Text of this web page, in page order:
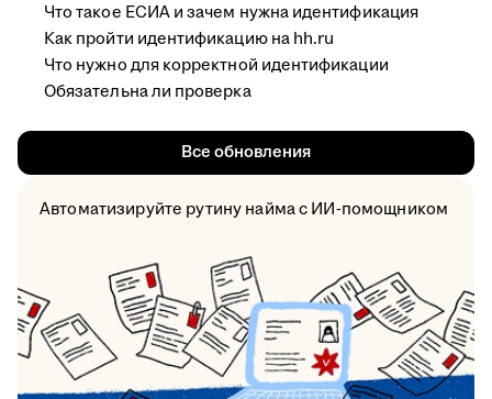
Что такое ЕСИА и зачем нужна идентификация
Как пройти идентификацию на hh.ru
Что нужно для корректной идентификации
Обязательна ли проверка
Все обновления
Автоматизируйте рутину найма с ИИ-помощником